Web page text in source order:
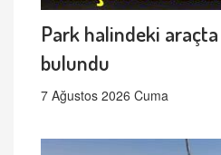
Park halindeki
bulundu
7 Ağustos 2026 Cuma